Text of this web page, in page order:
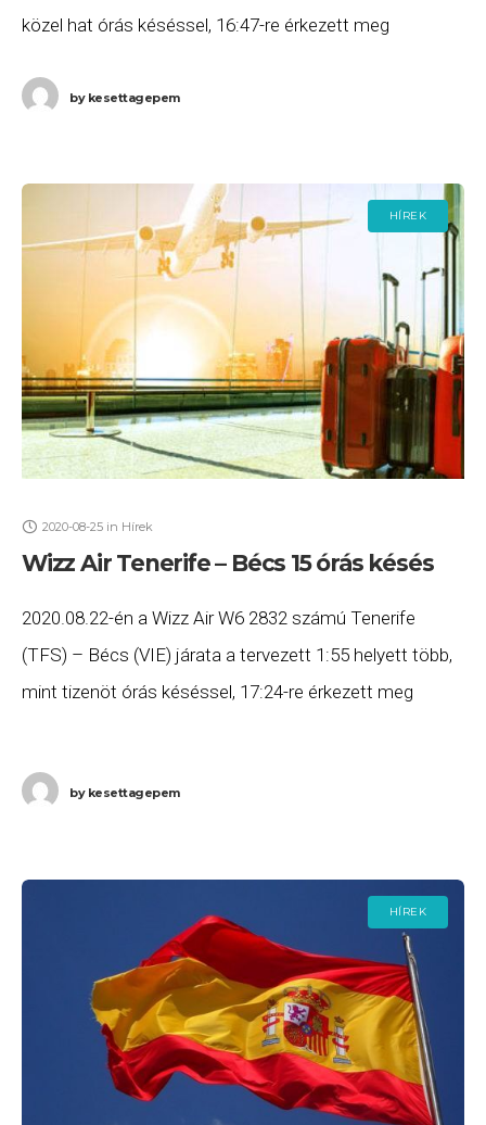
közel hat órás késéssel, 16:47-re érkezett meg
bykesettagepem
HÍREK
2020-08-25 in Hírek
Wizz Air Tenerife – Bécs 15 órás késés
2020.08.22-én a Wizz Air W6 2832 számú Tenerife
(TFS) – Bécs (VIE) járata a tervezett 1:55 helyett több,
mint tizenöt órás késéssel, 17:24-re érkezett meg
bykesettagepem
HÍREK